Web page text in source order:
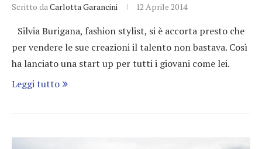
Scritto da Carlotta Garancini 12 Aprile 2014
Silvia Burigana, fashion stylist, si è accorta presto che
per vendere le sue creazioni il talento non bastava. Così
ha lanciato una start up per tutti i giovani come lei.
Leggi tutto